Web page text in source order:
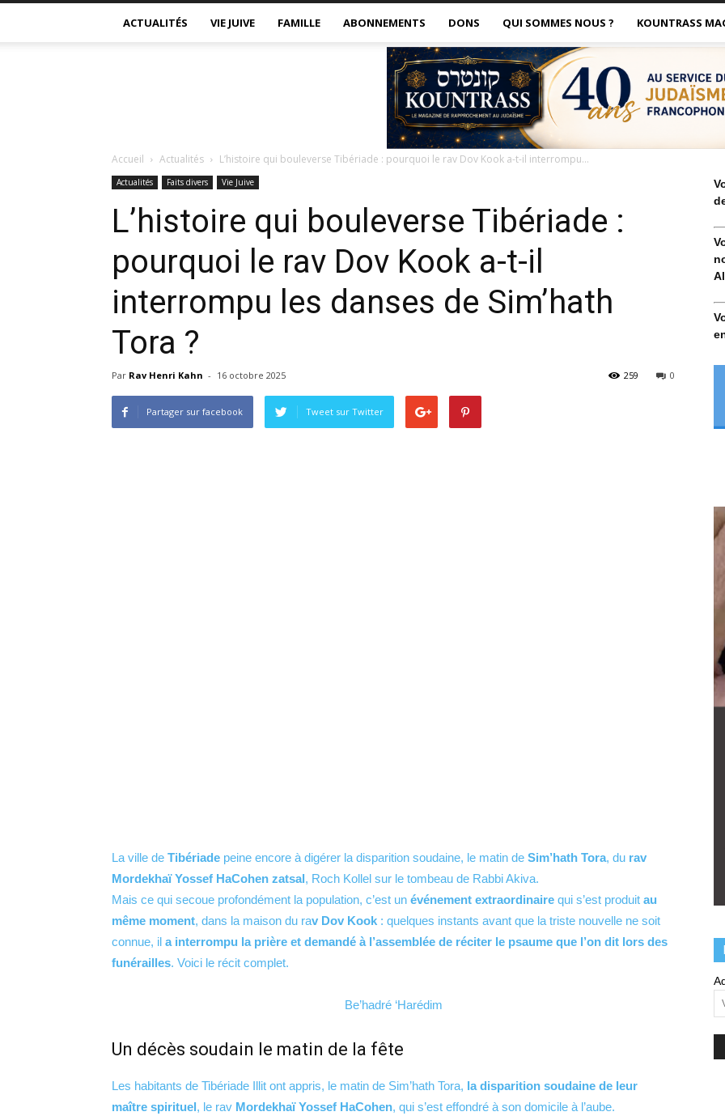
ACTUALITÉS VIE JUIVE FAMILLE ABONNEMENTS DONS QUI SOMMES NOUS ? KOUNTRASS
Accueil Actualités L’histoire qui bouleverse Tibériade : pourquoi le rav Dov Kook a-t-il interrompu...
Actualités Faits divers Vie Juive
L’histoire qui bouleverse Tibériade :
pourquoi le rav Dov Kook a-t-il
interrompu les danses de Sim’hath
Tora ?
Par Rav Henri Kahn - 16 octobre 2025 0
259
Partager sur facebook Tweet sur Twitter
La ville de Tibériade peine encore à digérer la disparition soudaine, le matin de Sim’hath Tora, du rav
Mordekhaï Yossef HaCohen zatsal, Roch Kollel sur le tombeau de Rabbi Akiva.
Mais ce qui secoue profondément la population, c’est un événement extraordinaire qui s’est produit au
même moment, dans la maison du rav Dov Kook : quelques instants avant que la triste nouvelle ne soit
connue, il a interrompu la prière et demandé à l’assemblée de réciter le psaume que l’on dit lors des
funérailles. Voici le récit complet.
Be’hadré ‘Harédim
Un décès soudain le matin de la fête
Les habitants de Tibériade Illit ont appris, le matin de Sim’hath Tora, la disparition soudaine de leur
maître spirituel, le rav Mordekhaï Yossef HaCohen, qui s’est effondré à son domicile à l’aube.